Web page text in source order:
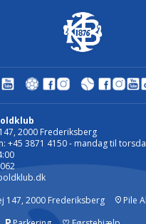
2000 Frederiksberg
+45 3871 4150 - mandag til
147, 2000 Frederiksberg
Pile